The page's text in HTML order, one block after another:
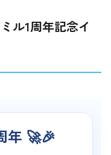
ル1周年記念イ
年 🚀🎉